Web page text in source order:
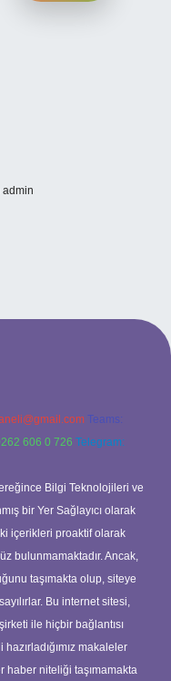
admin
Teams:
606 0 726 Telegram:
Bilgi Teknolojileri ve
bir Yer Sağlayıcı olarak
içerikleri proaktif olarak
bulunmamaktadır. Ancak,
taşımakta olup, siteye
Bu internet sitesi,
ile hiçbir bağlantısı
makaleler
haber niteliği taşımamakta